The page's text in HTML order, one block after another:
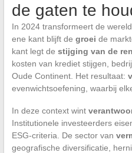
de gaten te
In 2024 transformeert de
ene kant blijft de groei de
kant legt de stijging van de
kosten van krediet stijgen,
Oude Continent. Het resultaat:
evenwichtsoefening, waarbij
In deze context wint
Institutionele investeerders
ESG-criteria. De sector van
geografische diversificatie,